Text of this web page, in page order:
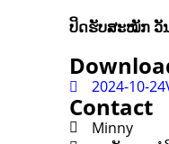
ປິດຮັບສະໝັກ ວັ
2024-10-
Contact
Minny